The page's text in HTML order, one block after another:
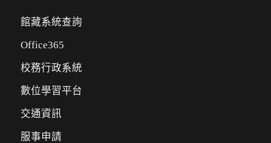
館藏系統查詢
Office365
校務行政系統
數位學習平台
交通資訊
服事申請